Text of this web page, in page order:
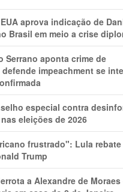
aprova indicação de
Brasil em meio a crise
Serrano aponta crime de
impeachment se
especial contra
eleições de 2026
frustrado": Lula
Trump
a Alexandre de